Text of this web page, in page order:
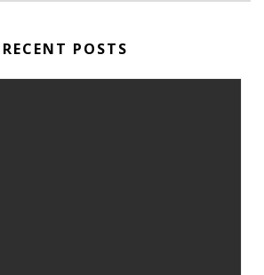
RECENT POSTS